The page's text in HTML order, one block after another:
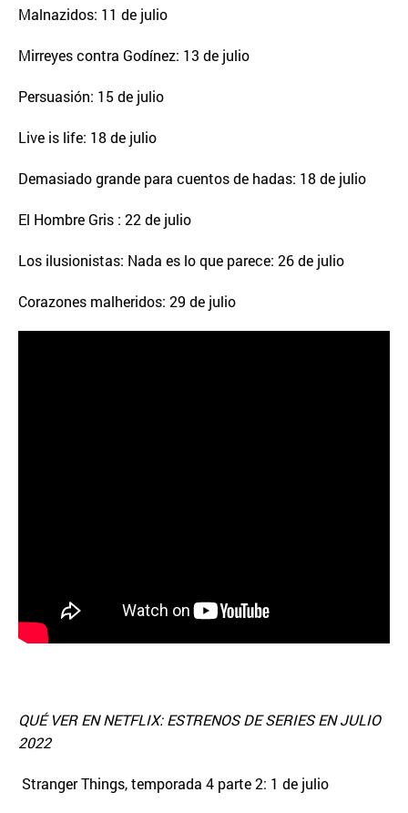
Malnazidos: 11 de julio
Mirreyes contra Godínez: 13 de julio
Persuasión: 15 de julio
Live is life: 18 de julio
Demasiado grande para cuentos de hadas: 18 de julio
El Hombre Gris : 22 de julio
Los ilusionistas: Nada es lo que parece: 26 de julio
Corazones malheridos: 29 de julio
QUÉ VER EN NETFLIX: ESTRENOS DE SERIES EN JULIO
2022
Stranger Things, temporada 4 parte 2: 1 de julio